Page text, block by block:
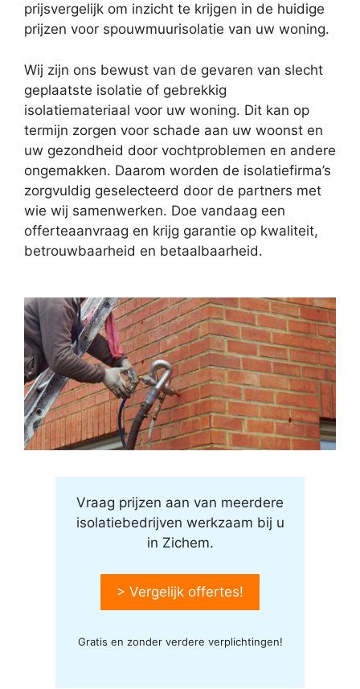
prijsvergelijk om inzicht te krijgen in de huidige
prijzen voor spouwmuurisolatie van uw woning.
Wij zijn ons bewust van de gevaren van slecht
geplaatste isolatie of gebrekkig
isolatiemateriaal voor uw woning. Dit kan op
termijn zorgen voor schade aan uw woonst en
uw gezondheid door vochtproblemen en andere
ongemakken. Daarom worden de isolatiefirma’s
zorgvuldig geselecteerd door de partners met
wie wij samenwerken. Doe vandaag een
offerteaanvraag en krijg garantie op kwaliteit,
betrouwbaarheid en betaalbaarheid.
Vraag prijzen aan van meerdere
isolatiebedrijven werkzaam bij u
in Zichem.
> Vergelijk offertes!
Gratis en zonder verdere verplichtingen!